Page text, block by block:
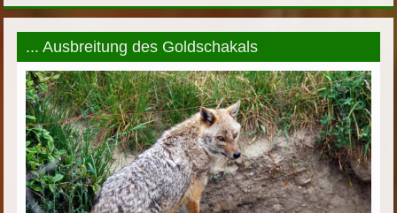
... Ausbreitung des Goldschakals